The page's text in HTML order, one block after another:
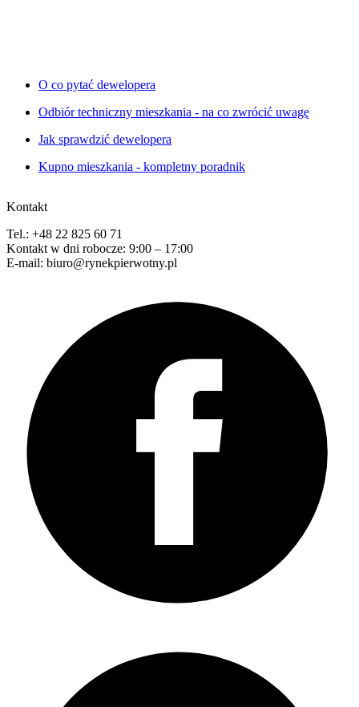
O co pytać dewelopera
Odbiór techniczny mieszkania - na co zwrócić uwagę
Jak sprawdzić dewelopera
Kupno mieszkania - kompletny poradnik
Kontakt
Tel.: +48 22 825 60 71
Kontakt w dni robocze: 9:00 – 17:00
E-mail: biuro@rynekpierwotny.pl